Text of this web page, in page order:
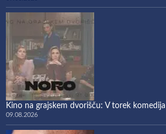
Kino na grajskem dvorišču: V torek
09.08.2026